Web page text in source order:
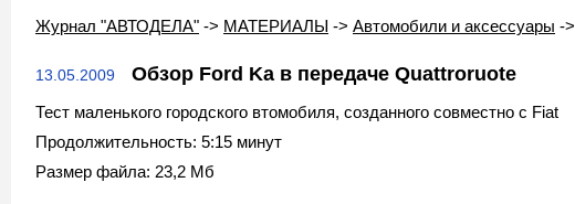
Журнал "АВТОДЕЛА" -> МАТЕРИАЛЫ -> Автомобили и аксессуары ->
13.05.2009 Обзор Ford Ka в передаче Quattroruote
Тест маленького городского втомобиля, созданного совместно с Fiat
Продолжительность: 5:15 минут
Размер файла: 23,2 Мб